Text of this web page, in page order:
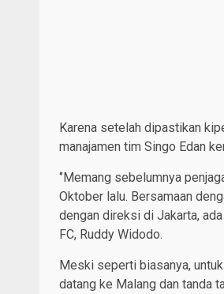
Karena setelah dipastikan
manajamen tim Singo Edan
‘’Memang sebelumnya
Oktober lalu. Bersamaan
dengan direksi di Jakarta,
FC, Ruddy Widodo.
Meski seperti biasanya,
datang ke Malang dan tanda